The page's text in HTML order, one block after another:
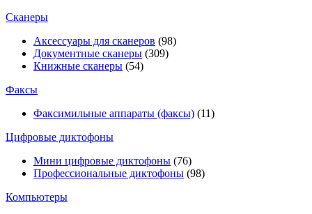
Сканеры
Аксессуары для сканеров (98)
Документные сканеры (309)
Книжные сканеры (54)
Факсы
Факсимильные аппараты (факсы) (11)
Цифровые диктофоны
Мини цифровые диктофоны (76)
Профессиональные диктофоны (98)
Компьютеры